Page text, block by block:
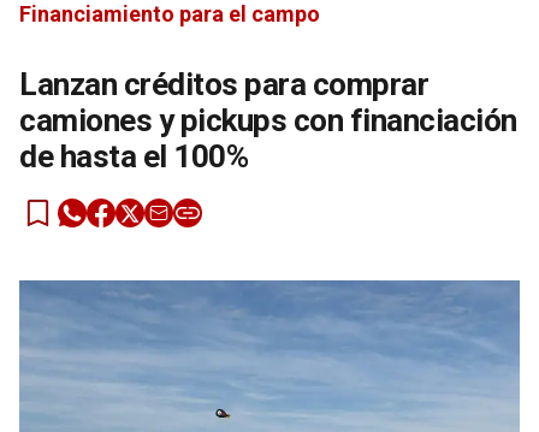
Financiamiento para el campo
Lanzan créditos para comprar
camiones y pickups con financiación
de hasta el 100%